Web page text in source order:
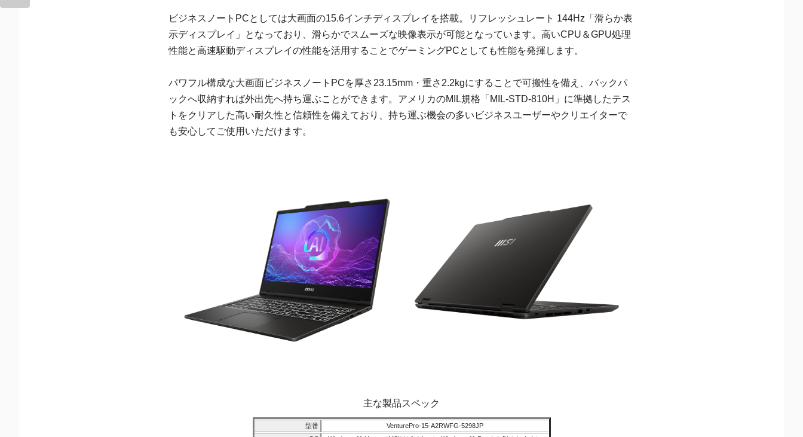
ビジネスノートPCとしては大画面の15.6インチディスプレイを搭載。リフレッシュレート 144Hz「滑らか表
示ディスプレイ」となっており、滑らかでスムーズな映像表示が可能となっています。高いCPU＆GPU処理
性能と高速駆動ディスプレイの性能を活用することでゲーミングPCとしても性能を発揮します。
パワフル構成な大画面ビジネスノートPCを厚さ23.15mm・重さ2.2kgにすることで可搬性を備え、バックパ
ックへ収納すれば外出先へ持ち運ぶことができます。アメリカのMIL規格「MIL-STD-810H」に準拠したテス
トをクリアした高い耐久性と信頼性を備えており、持ち運ぶ機会の多いビジネスユーザーやクリエイターで
も安心してご使用いただけます。
主な製品スペック
型番
VenturePro-15-A2RWFG-5298JP